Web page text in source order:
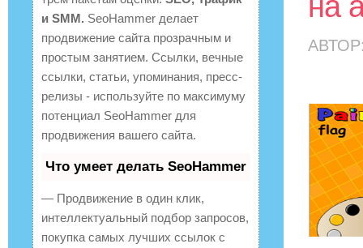
и SMM. SeoHammer делает
продвижение сайта прозрачным и
простым занятием. Ссылки, вечные
ссылки, статьи, упоминания, пресс-
релизы - используйте по максимуму
потенциал SeoHammer для
продвижения вашего сайта.
Что умеет делать SeoHammer
— Продвижение в один клик,
интеллектуальный подбор запросов,
покупка самых лучших ссылок с